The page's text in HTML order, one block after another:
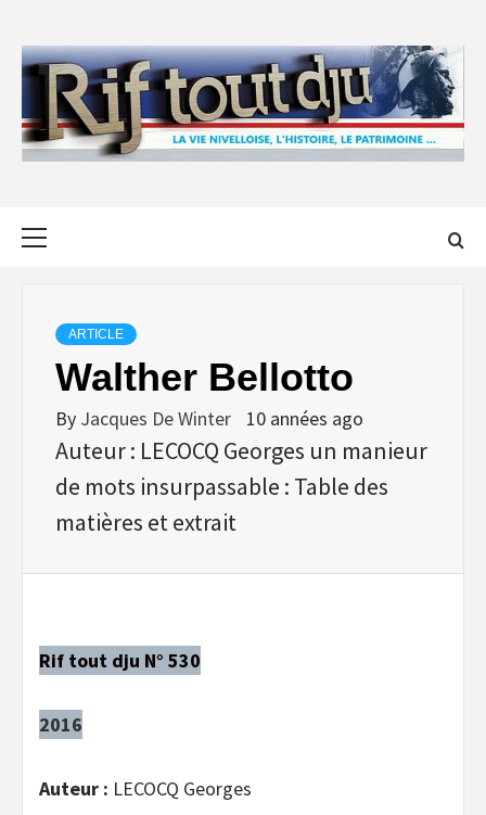
content
ARTICLE
Walther Bellotto
By Jacques De Winter 10 années ago
Auteur : LECOCQ Georges un manieur
de mots insurpassable : Table des
matières et extrait
Rif tout dju N° 530
2016
Auteur : LECOCQ Georges